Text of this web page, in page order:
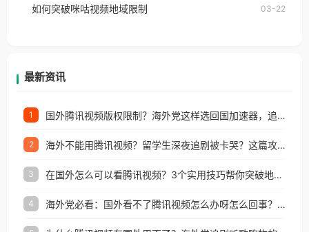
户收听网易云音乐地区版权限制」的问题，无论人在
如何突破咪咕视频地域限制 03-22
最新资讯
1 国外腾讯视频版权限制？海外党这样选回国加速器，追剧听歌办事全搞定
2 海外不能用腾讯视频？留学生深夜追剧被卡哭？这篇攻略帮你一键回国看剧听歌
3 在国外怎么可以看腾讯视频？3个实用技巧帮你突破地域限制（附避坑指南）
4 海外党必看：国外看不了腾讯视频怎么办呀怎么回事？3步解决地区限制